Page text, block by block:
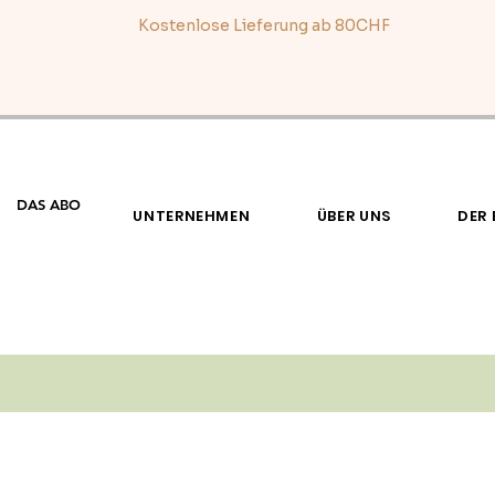
Kostenlose Lieferung ab 80CHF
UNTERNEHMEN ÜBER UNS DER
DAS ABO